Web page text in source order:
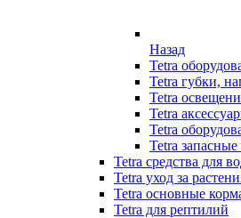
Назад
Tetra
Tetra губки,
Tetra
Tetra
Tetra
Tetra запасные
Tetra средства для
Tetra уход за
Tetra основные
Tetra для рептилий